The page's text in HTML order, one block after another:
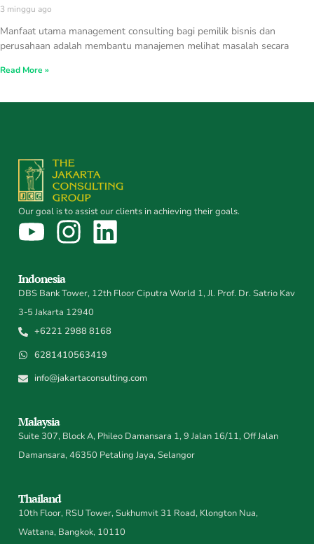
3 minggu ago
Manfaat utama management consulting bagi pemilik bisnis dan
perusahaan adalah membantu manajemen melihat masalah secara
Read More »
Our goal is to assist our clients in achieving their goals.
Indonesia
DBS Bank Tower, 12th Floor Ciputra World 1, Jl. Prof. Dr. Satrio Kav
3-5 Jakarta 12940
+6221 2988 8168
6281410563419
info@jakartaconsulting.com
Malaysia
Suite 307, Block A, Phileo Damansara 1, 9 Jalan 16/11, Off Jalan
Damansara, 46350 Petaling Jaya, Selangor
Thailand
10th Floor, RSU Tower, Sukhumvit 31 Road, Klongton Nua,
Wattana, Bangkok, 10110